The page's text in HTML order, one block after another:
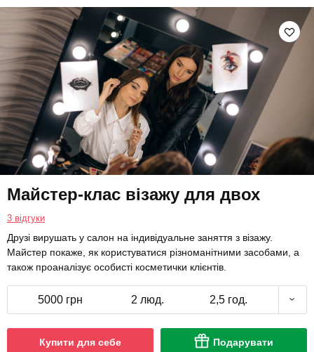
Майстер-клас візажу для двох
3 відгуки
Друзі вирушать у салон на індивідуальне заняття з візажу.
Майстер покаже, як користуватися різноманітними засобами, а
також проаналізує особисті косметички клієнтів.
5000 грн 2 люд. 2,5 год.
Купити для себе Подарувати